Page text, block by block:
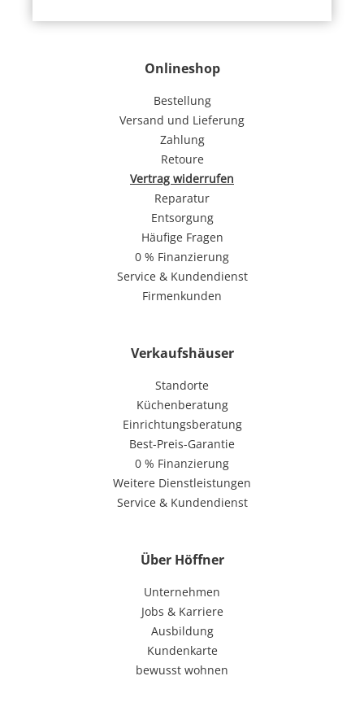
Onlineshop
Bestellung
Versand und Lieferung
Zahlung
Retoure
Vertrag widerrufen
Reparatur
Entsorgung
Häufige Fragen
0 % Finanzierung
Service & Kundendienst
Firmenkunden
Verkaufshäuser
Standorte
Küchenberatung
Einrichtungsberatung
Best-Preis-Garantie
0 % Finanzierung
Weitere Dienstleistungen
Service & Kundendienst
Über Höffner
Unternehmen
Jobs & Karriere
Ausbildung
Kundenkarte
bewusst wohnen